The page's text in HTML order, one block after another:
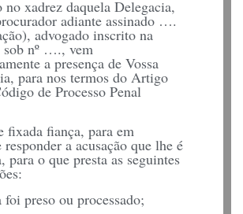
no xadrez daquela Delegacia,
adiante assinado ….
advogado inscrito na
nº …., vem
a presença de Vossa
para nos termos do Artigo
de Processo Penal
fixada fiança, para em
a acusação que lhe é
para o que presta as seguintes
foi preso ou processado;